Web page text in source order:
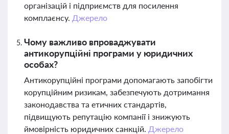
організацій і підприємств для посилення
комплаєнсу. Джерело
Чому важливо впроваджувати
антикорупційні програми у юридичних
особах?
Антикорупційні програми допомагають запобігти
корупційним ризикам, забезпечують дотримання
законодавства та етичних стандартів,
підвищують репутацію компанії і знижують
ймовірність юридичних санкцій. Джерело